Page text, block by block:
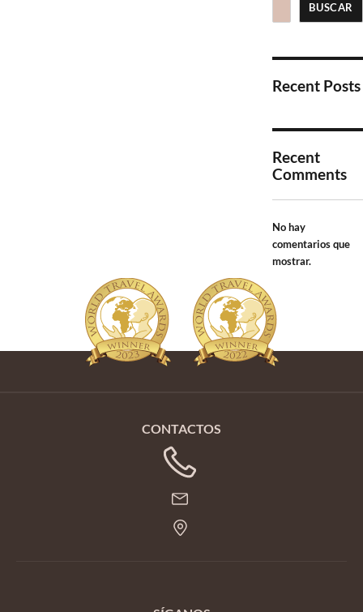
BUSCAR
Recent Posts
Recent
Comments
No hay
comentarios que
mostrar.
CONTACTOS